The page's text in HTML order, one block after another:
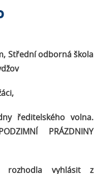
ředitelského volna.
PRÁZDNINY
rozhodla vyhlásit z